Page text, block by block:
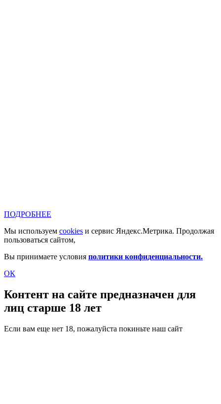
ПОДРОБНЕЕ
Мы используем cookies и сервис Яндекс.Метрика. Продолжая
пользоваться сайтом,
Вы принимаете условия политики конфиденциальности.
ОК
Контент на сайте предназначен для
лиц старше 18 лет
Если вам еще нет 18, пожалуйста покиньте наш сайт